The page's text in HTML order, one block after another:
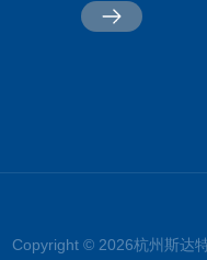
Copyright © 2026杭州斯达